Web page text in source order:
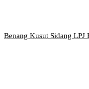
Benang Kusut Sidang